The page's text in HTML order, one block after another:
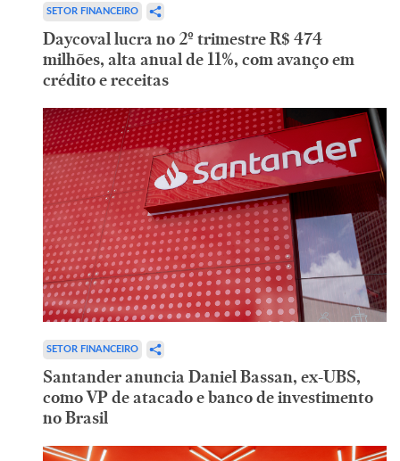
SETOR FINANCEIRO
Daycoval lucra no 2º trimestre R$ 474
milhões, alta anual de 11%, com avanço em
crédito e receitas
SETOR FINANCEIRO
Santander anuncia Daniel Bassan, ex-UBS,
como VP de atacado e banco de investimento
no Brasil